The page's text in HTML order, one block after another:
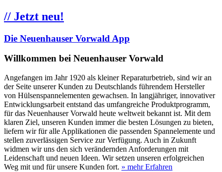
// Jetzt neu!
Die Neuenhauser Vorwald App
Willkommen bei Neuenhauser Vorwald
Angefangen im Jahr 1920 als kleiner Reparaturbetrieb, sind wir an
der Seite unserer Kunden zu Deutschlands führendem Hersteller
von Hülsenspannelementen gewachsen. In langjähriger, innovativer
Entwicklungsarbeit entstand das umfangreiche Produktprogramm,
für das Neuenhauser Vorwald heute weltweit bekannt ist. Mit dem
klaren Ziel, unseren Kunden immer die besten Lösungen zu bieten,
liefern wir für alle Applikationen die passenden Spannelemente und
stellen zuverlässigen Service zur Verfügung. Auch in Zukunft
widmen wir uns den sich verändernden Anforderungen mit
Leidenschaft und neuen Ideen. Wir setzen unseren erfolgreichen
Weg mit und für unsere Kunden fort. » mehr Erfahren